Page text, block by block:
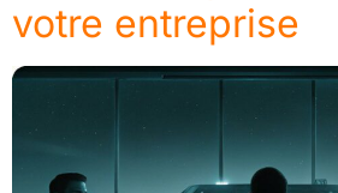
votre entreprise